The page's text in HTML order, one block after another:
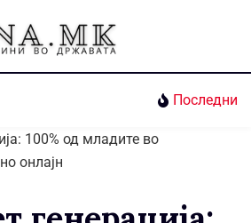
Последни